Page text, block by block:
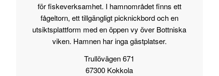
för fiskeverksamhet. I hamnområdet finns ett
fågeltorn, ett tillgängligt picknickbord och en
utsiktsplattform med en öppen vy över Bottniska
viken. Hamnen har inga gästplatser.
Trullövägen 671
67300 Kokkola